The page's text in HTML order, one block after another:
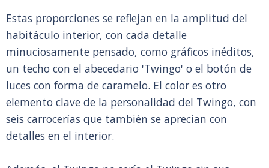
Estas proporciones se reflejan en la amplitud del
habitáculo interior, con cada detalle
minuciosamente pensado, como gráficos inéditos,
un techo con el abecedario 'Twingo' o el botón de
luces con forma de caramelo. El color es otro
elemento clave de la personalidad del Twingo, con
seis carrocerías que también se aprecian con
detalles en el interior.